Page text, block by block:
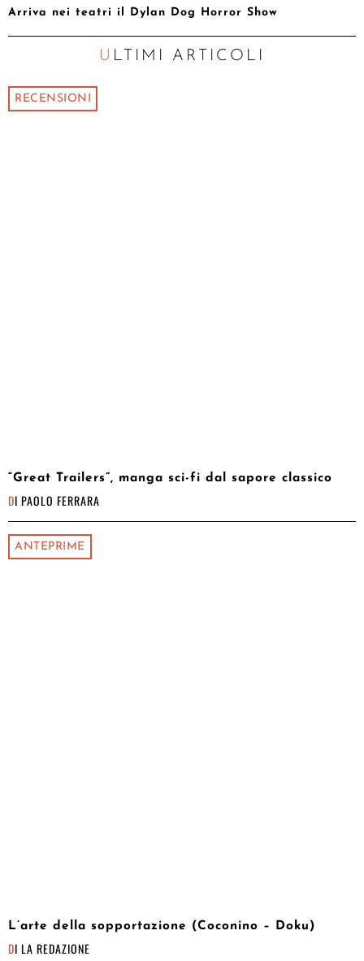
Arriva nei teatri il Dylan Dog Horror Show
ULTIMI ARTICOLI
RECENSIONI
“Great Trailers”, manga sci-fi dal sapore classico
DI PAOLO FERRARA
ANTEPRIME
L’arte della sopportazione (Coconino – Doku)
DI LA REDAZIONE